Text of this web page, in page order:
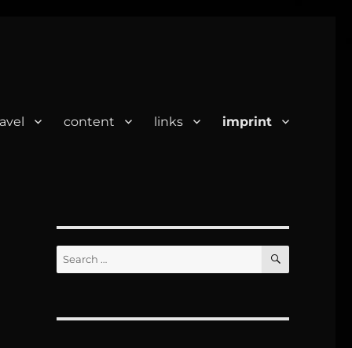
content links imprint
Search
for:
SEARCH